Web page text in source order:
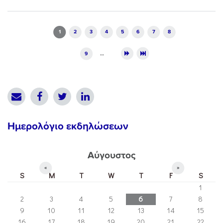
1 2 3 4 5 6 7 8
9 …
Ημερολόγιο εκδηλώσεων
Αύγουστος
« »
S M T W T F
S
1
2
3 4 5 6 7
8
9
10 11 12 13 14
15